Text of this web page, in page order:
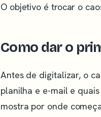
O objetivo é trocar o
Como dar o
Antes de digitalizar, o
planilha e e-mail e
mostra por onde